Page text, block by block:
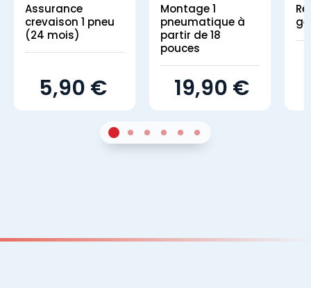
Assurance
crevaison 1 pneu
(24 mois)
5,90 €
Montage 1
pneumatique à
partir de 18
pouces
19,90 €
Sur 42Sur 43Sur 44Sur 45Sur 46Sur 4